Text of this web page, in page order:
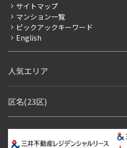
賃料改定
フリーレント
ペット可
ブランドマンション
サイトマップ
マンション一覧
ピックアックキーワード
English
人気エリア
青山・表参道・原宿
市ヶ谷・神楽坂・飯田橋
区名(23区)
江東区